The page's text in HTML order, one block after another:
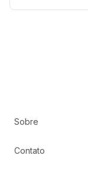
Sobre
Contato